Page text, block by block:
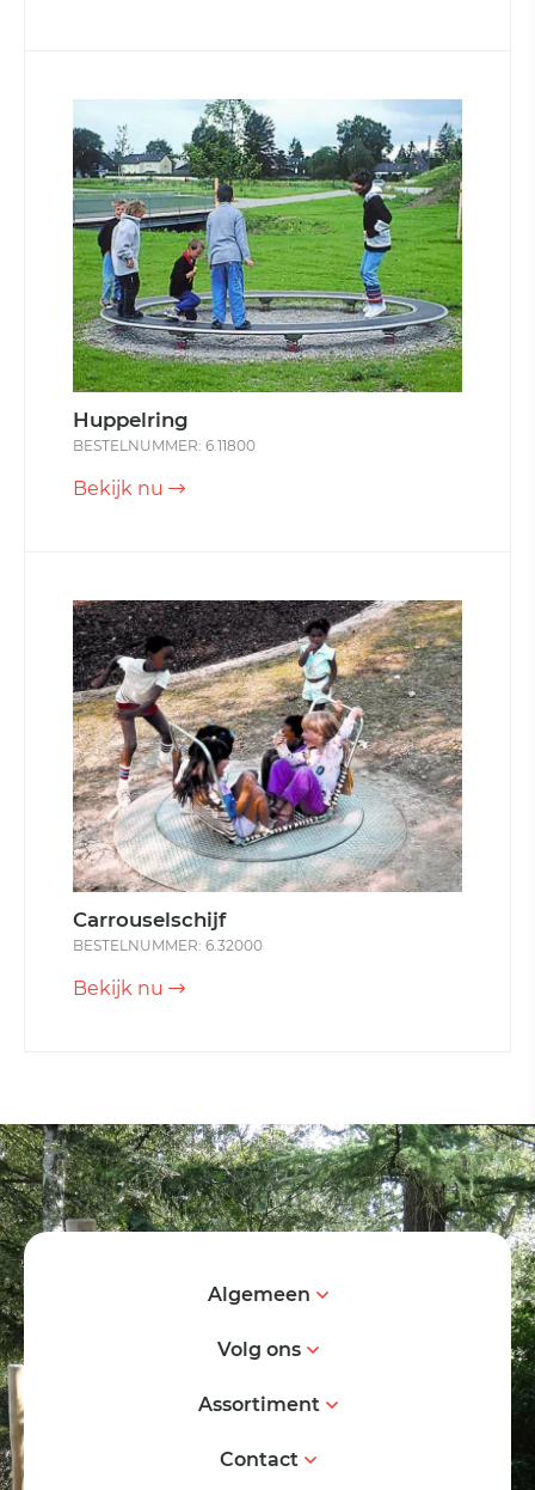
Huppelring
BESTELNUMMER: 6.11800
Bekijk nu
Carrouselschijf
BESTELNUMMER: 6.32000
Bekijk nu
Algemeen
Volg ons
Assortiment
Contact